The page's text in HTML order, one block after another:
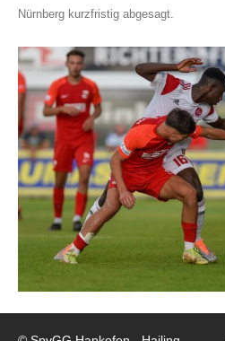
Nürnberg kurzfristig abgesagt.